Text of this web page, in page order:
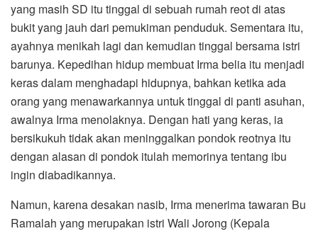
yang masih SD itu tinggal di sebuah rumah reot di atas
bukit yang jauh dari pemukiman penduduk. Sementara itu,
ayahnya menikah lagi dan kemudian tinggal bersama istri
barunya. Kepedihan hidup membuat Irma belia itu menjadi
keras dalam menghadapi hidupnya, bahkan ketika ada
orang yang menawarkannya untuk tinggal di panti asuhan,
awalnya Irma menolaknya. Dengan hati yang keras, ia
bersikukuh tidak akan meninggalkan pondok reotnya itu
dengan alasan di pondok itulah memorinya tentang ibu
ingin diabadikannya.
Namun, karena desakan nasib, Irma menerima tawaran Bu
Ramalah yang merupakan istri Wali Jorong (Kepala